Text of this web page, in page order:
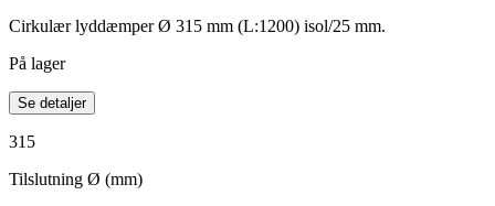
Cirkulær lyddæmper Ø 315 mm (L:1200) isol/25 mm.
På lager
Se detaljer
315
Tilslutning Ø (mm)